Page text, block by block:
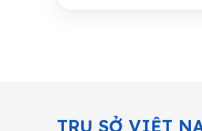
TRỤ SỞ VIỆT